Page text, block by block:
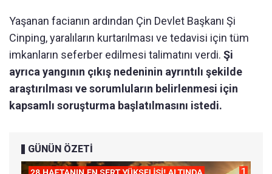
Yaşanan facianın ardından Çin Devlet Başkanı Şi
Cinping, yaralıların kurtarılması ve tedavisi için tüm
imkanların seferber edilmesi talimatını verdi. Şi
ayrıca yangının çıkış nedeninin ayrıntılı şekilde
araştırılması ve sorumluların belirlenmesi için
kapsamlı soruşturma başlatılmasını istedi.
GÜNÜN ÖZETİ